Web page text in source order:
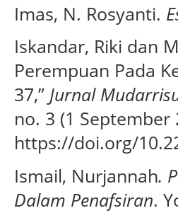
Imas, N. Rosyanti.
Iskandar, Riki dan
Perempuan Pada
37,” Jurnal
no. 3 (1 September
https://doi.org/
Ismail, Nurjannah.
Dalam Penafsiran.